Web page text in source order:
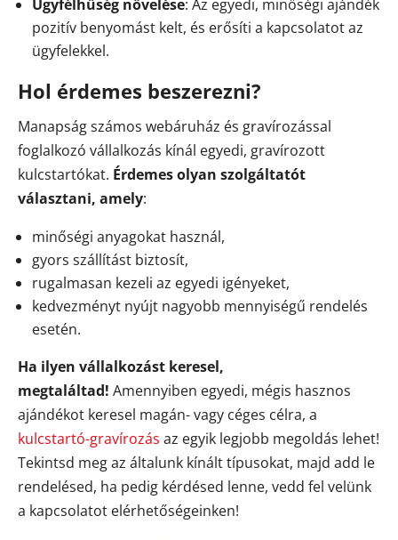
Ügyfélhűség növelése: Az egyedi, minőségi ajándék
pozitív benyomást kelt, és erősíti a kapcsolatot az
ügyfelekkel.
Hol érdemes beszerezni?
Manapság számos webáruház és gravírozással
foglalkozó vállalkozás kínál egyedi, gravírozott
kulcstartókat. Érdemes olyan szolgáltatót
választani, amely:
minőségi anyagokat használ,
gyors szállítást biztosít,
rugalmasan kezeli az egyedi igényeket,
kedvezményt nyújt nagyobb mennyiségű rendelés
esetén.
Ha ilyen vállalkozást keresel,
megtaláltad! Amennyiben egyedi, mégis hasznos
ajándékot keresel magán- vagy céges célra, a
kulcstartó-gravírozás az egyik legjobb megoldás lehet!
Tekintsd meg az általunk kínált típusokat, majd add le
rendelésed, ha pedig kérdésed lenne, vedd fel velünk
a kapcsolatot elérhetőségeinken!